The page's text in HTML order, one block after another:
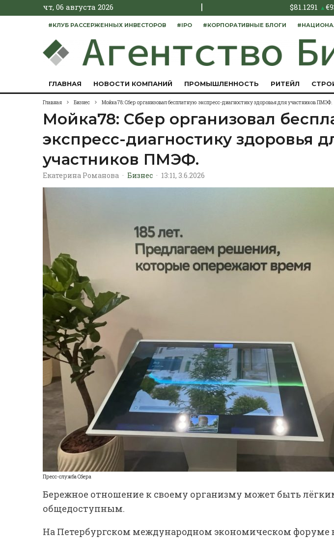
чт, 06 августа 2026 | $81.1291 ▲€
#КЛУБ РАССЕРЖЕННЫХ ИНВЕСТОРОВ #IPO #КОРПОРАТИВНЫЕ БЛОГИ
ГЛАВНАЯ НОВОСТИ КОМПАНИЙ ПРОМЫШЛЕННОСТЬ РИТЕЙЛ
Главная Бизнес Мойка78: Сбер организовал бесплатную экспресс-диагностику здоровья для участников ПМЭФ.
Мойка78: Сбер организовал
экспресс-диагностику здоровья
участников ПМЭФ.
Екатерина Романова · Бизнес · 13:11, 3.6.2026
Пресс-служба Сбера
Бережное отношение к своему организму может быть
общедоступным.
На Петербургском международном экономическом форуме